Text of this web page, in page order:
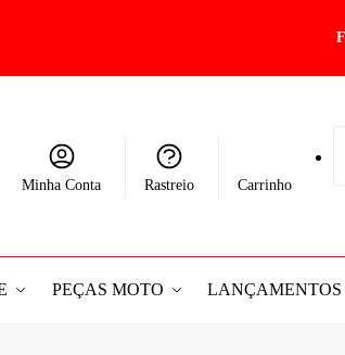
Minha Conta Rastreio Carrinho
PEÇAS MOTO LANÇAMENTOS